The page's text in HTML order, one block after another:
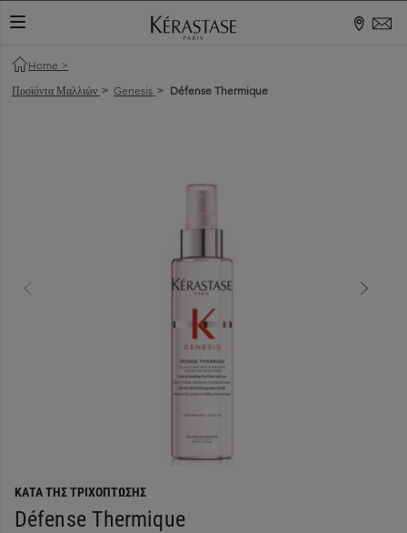
ΕΝΑΛΛΑΓΉ ΠΕΡΙΉΓΗΣΗΣ
Home >
Προϊόντα Μαλλιών > Genesis > Défense Thermique
ΚΑΤΆ ΤΗΣ ΤΡΙΧΌΠΤΩΣΗΣ
Défense Thermique